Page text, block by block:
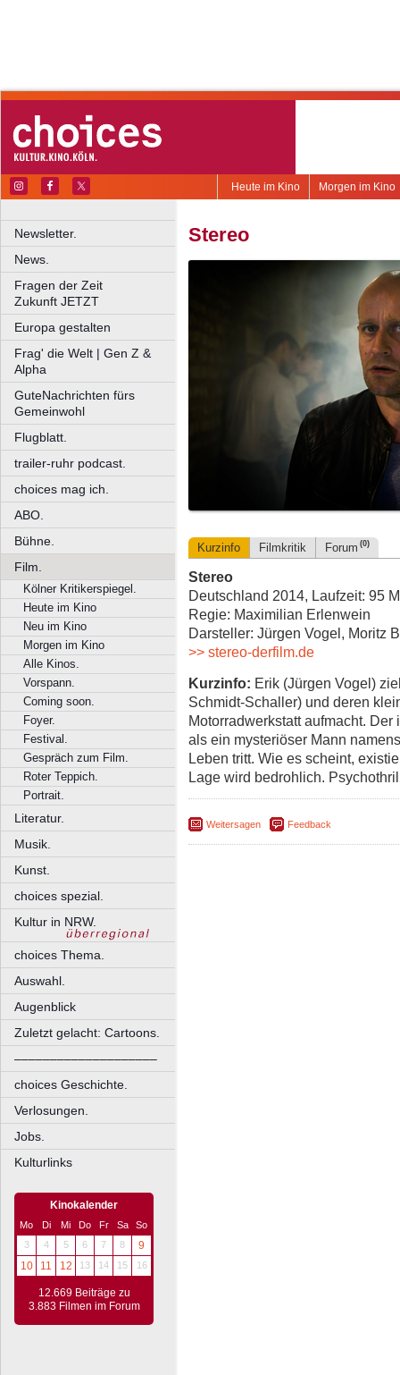
Morgen im Kino
Heute im Kino
Newsletter.
News.
Fragen der Zeit
Zukunft JETZT
Europa gestalten
Frag' die Welt | Gen Z &
Alpha
GuteNachrichten fürs
Gemeinwohl
Flugblatt.
trailer-ruhr podcast.
choices mag ich.
ABO.
Bühne.
Film.
Kölner Kritikerspiegel.
Heute im Kino
Neu im Kino
Morgen im Kino
Alle Kinos.
Vorspann.
Coming soon.
Foyer.
Festival.
Gespräch zum Film.
Roter Teppich.
Portrait.
Literatur.
Musik.
Kunst.
choices spezial.
Kultur in NRW.
choices Thema.
Auswahl.
Augenblick
Zuletzt gelacht: Cartoons.
––––––––––––––––––––
choices Geschichte.
Verlosungen.
Jobs.
Kulturlinks
Kinokalender
Mo Di Mi Do Fr Sa
So
3
4 5 6 7 8
9
10
11 12 13 14 15 16
12.669 Beiträge zu
3.883 Filmen im Forum
Stereo
Kurzinfo Filmkritik Forum (0)
Stereo
Deutschland 2014, Laufzeit: 95
Regie: Maximilian Erlenwein
Darsteller: Jürgen Vogel, Moritz
>> stereo-derfilm.de
Kurzinfo: Erik (Jürgen Vogel)
Schmidt-Schaller) und deren
Motorradwerkstatt aufmacht.
als ein mysteriöser Mann
Leben tritt. Wie es scheint,
Lage wird bedrohlich.
Weitersagen Feedback